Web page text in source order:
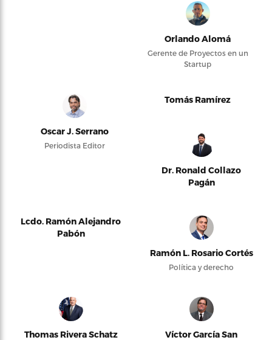
Orlando Alomá
Gerente de Proyectos en un
Startup
Oscar J. Serrano
Periodista Editor
Tomás Ramírez
Dr. Ronald Collazo
Pagán
Lcdo. Ramón Alejandro
Pabón
Ramón L. Rosario Cortés
Política y derecho
Thomas Rivera Schatz
Víctor García San